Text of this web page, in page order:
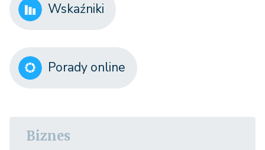
Wskaźniki
Porady online
Biznes